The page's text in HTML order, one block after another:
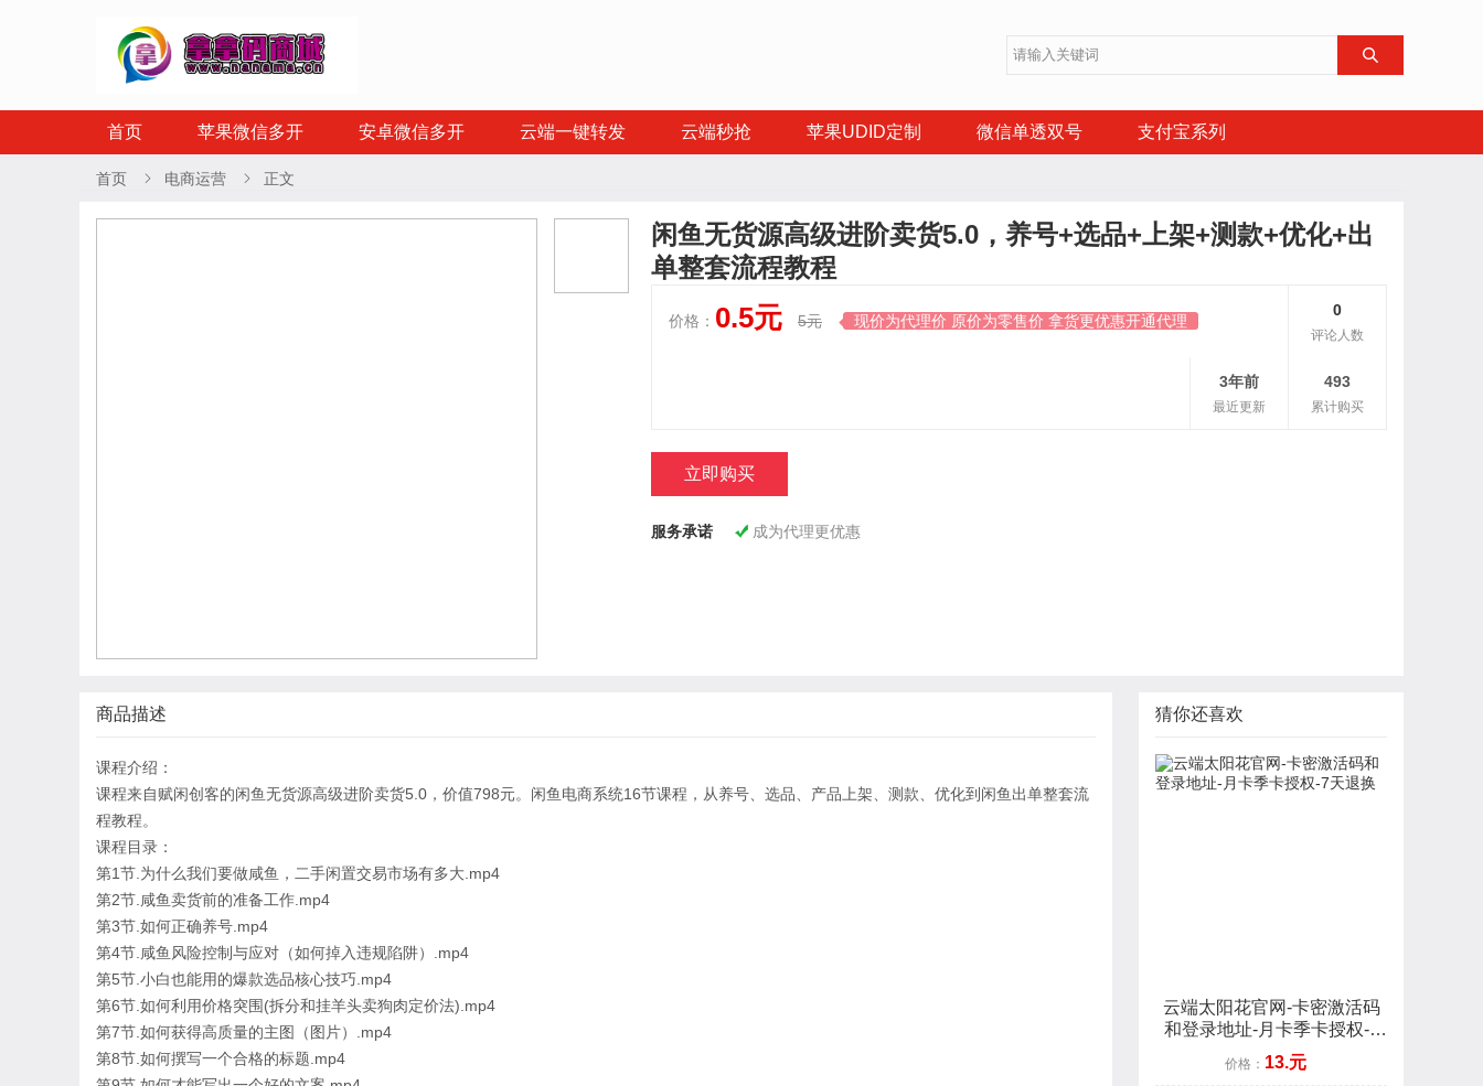

首页 苹果微信多开 安卓微信多开 云端一键转发 云端秒抢 苹果UDID定制 微信单透双号 支付宝系列
首页  电商运营  正文
闲鱼无货源高级进阶卖货5.0，养号+选品+上架+测款+优化+出
单整套流程教程
价格： 0.5元 5元  现价为代理价 原价为零售价 拿货更优惠开通代理
0
评论人数
493
累计购买
3年前
最近更新
立即购买
服务承诺  成为代理更优惠
商品描述
课程介绍：
课程来自赋闲创客的闲鱼无货源高级进阶卖货5.0，价值798元。闲鱼电商系统16节课程，从养号、选品、产品上架、测款、优化到闲鱼出单整套流
程教程。
课程目录：
第1节.为什么我们要做咸鱼，二手闲置交易市场有多大.mp4
第2节.咸鱼卖货前的准备工作.mp4
第3节.如何正确养号.mp4
第4节.咸鱼风险控制与应对（如何掉入违规陷阱）.mp4
第5节.小白也能用的爆款选品核心技巧.mp4
第6节.如何利用价格突围(拆分和挂羊头卖狗肉定价法).mp4
第7节.如何获得高质量的主图（图片）.mp4
第8节.如何撰写一个合格的标题.mp4
猜你还喜欢
云端太阳花官网-卡密激活码
和登录地址-月卡季卡授权-7
天退换
价格： 13.元